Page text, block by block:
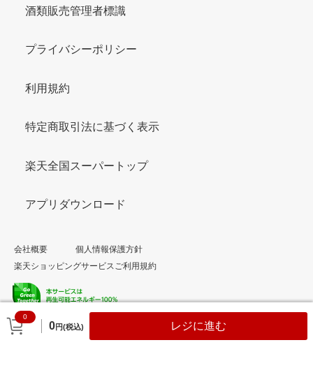
0
0円(税込) レジに進む
酒類販売管理者標識
プライバシーポリシー
利用規約
特定商取引法に基づく表示
楽天全国スーパートップ
アプリダウンロード
会社概要
個人情報保護方針
楽天ショッピングサービスご利用規約
© Rakuten Group, Inc.